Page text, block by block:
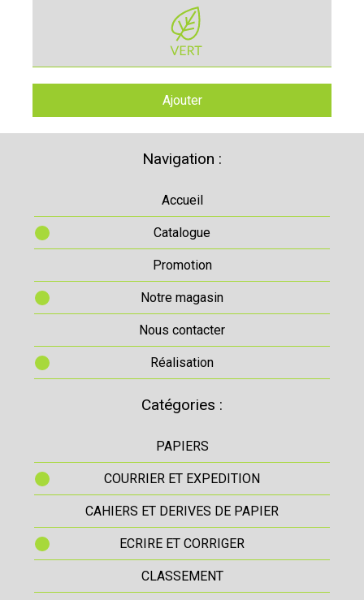
Ajouter
Navigation :
Accueil
Catalogue
Promotion
Notre magasin
Nous contacter
Réalisation
Catégories :
PAPIERS
COURRIER ET EXPEDITION
CAHIERS ET DERIVES DE PAPIER
ECRIRE ET CORRIGER
CLASSEMENT